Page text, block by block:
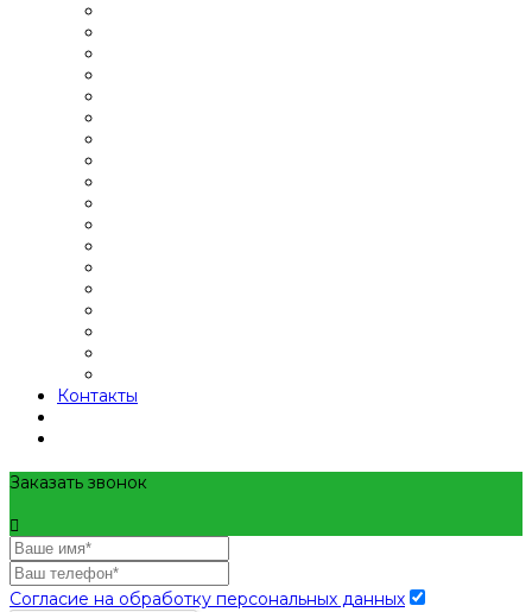
Контакты
Заказать звонок
Согласие на обработку персональных данных